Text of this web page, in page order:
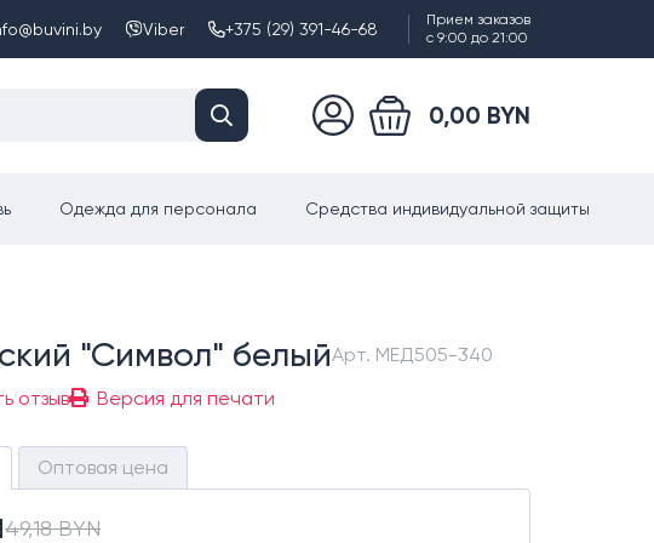
Viber +375 (29) 391-46-68
Прием заказов
с 9:00 до 21:00
0,00 BYN
Одежда для персонала Средства индивидуальной защиты
"Символ" белыйАрт. МЕД505-340
отзыв Версия для печати
Оптовая цена
49,18 BYN